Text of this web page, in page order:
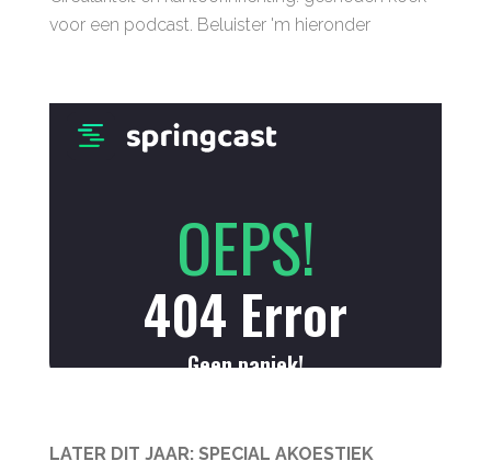
voor een podcast. Beluister 'm hieronder
LATER DIT JAAR: SPECIAL AKOESTIEK